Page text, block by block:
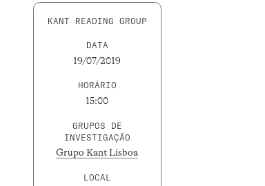
KANT READING GROUP
DATA
19/07/2019
HORÁRIO
15:00
GRUPOS DE
INVESTIGAÇÃO
Grupo Kant Lisboa
LOCAL